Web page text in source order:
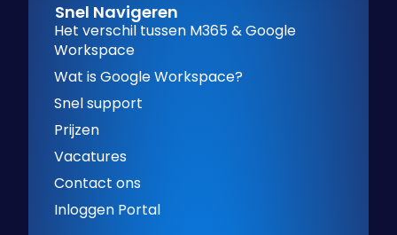
Snel Navigeren
Het verschil tussen M365 & Google
Workspace
Wat is Google Workspace?
Snel support
Prijzen
Vacatures
Contact ons
Inloggen Portal